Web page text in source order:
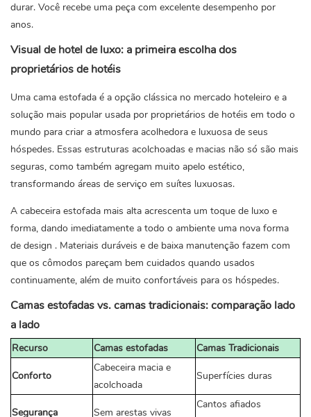
durar. Você recebe uma peça com excelente desempenho por
anos.
Visual de hotel de luxo: a primeira escolha dos
proprietários de hotéis
Uma cama estofada é a opção clássica no mercado hoteleiro e a
solução mais popular usada por proprietários de hotéis em todo o
mundo para criar a atmosfera acolhedora e luxuosa de seus
hóspedes. Essas estruturas acolchoadas e macias não só são mais
seguras, como também agregam muito apelo estético,
transformando áreas de serviço em suítes luxuosas.
A cabeceira estofada mais alta acrescenta um toque de luxo e
forma, dando imediatamente a todo o ambiente uma nova forma
de design . Materiais duráveis ​​e de baixa manutenção fazem com
que os cômodos pareçam bem cuidados quando usados ​​
continuamente, além de muito confortáveis ​​para os hóspedes.
Camas estofadas vs. camas tradicionais: comparação lado
a lado
Recurso Camas estofadas Camas Tradicionais
Conforto
Cabeceira macia e
acolchoada
Superfícies duras
Segurança Sem arestas vivas
Cantos afiados